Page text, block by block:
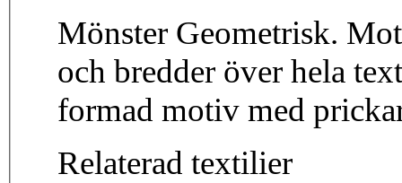
Mönster Geometrisk. Motivet består av ränder i olika färg
och bredder över hela
formad motiv med
Relaterad textilier